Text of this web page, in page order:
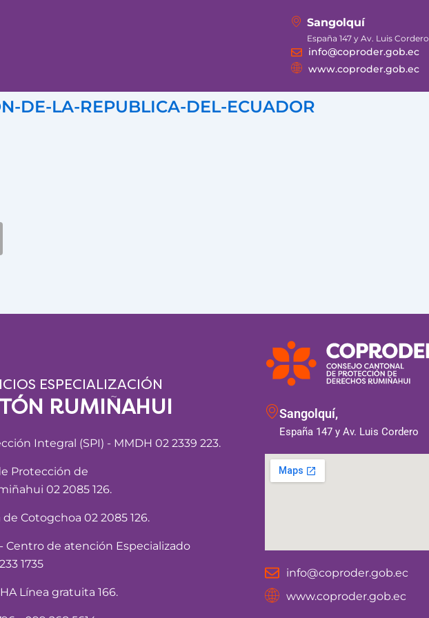
Sangolquí
España 147 y Av. Luis Cordero
info@coproder.gob.ec
www.coproder.gob.ec
DE-LA-REPUBLICA-DEL-ECUADOR
ESPECIALIZACIÓN
RUMIÑAHUI
Integral (SPI) - MMDH 02 2339 223.
Protección de
02 2085 126.
Cotogchoa 02 2085 126.
Centro de atención Especializado
1735
Línea gratuita 166.
Sangolquí,
España 147 y Av. Luis Cordero
info@coproder.gob.ec
www.coproder.gob.ec